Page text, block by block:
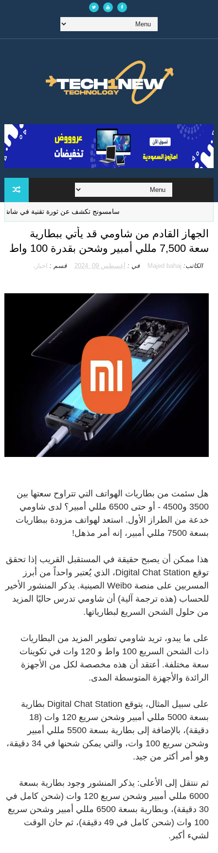
سامسونج تكشف عن ثورة تقنية في شاشات
الجهاز القادم من شاومي قد يأتي ببطارية
سعة 7,500 مللي أمبير وشحن بقدرة 100 واط
الكاتب: Majed bahaj في : أغسطس 09, 2024 قسم : اخبار،
هل سئمت من بطاريات الهواتف التي تتراوح سعتها بين
3500 و4500 - أو حتى 6500 مللي أمبير؟ لدى شاومي
خدعة من الطراز الأول. استعد لهواتف مزودة ببطاريات
بسعة 7500 مللي أمبير، إنه أمر مذهل!
هذا ممكن أن يصبح حقيقة في المستقبل القريب إذا تحقق
توقع Digital Chat Station، الذي يُعتبر واحداً من أبرز
المسربين على منصة Weibo الصينية.
يذكر المنشور الأخير
للحساب (هذه ترجمة آلية) أن شاومي تدرس حاليًا المزيد
من حلول الشحن السريع لبطارياتها.
على ما يبدو، تريد شاومي تطوير المزيد من البطاريات
ذات الشحن السريع 100 واط و 120 وات في تكوينات
سعة مختلفة. أعتقد أن هذه مخصصة لكل من الأجهزة
الرائدة والأجهزة المتوسطة المدى.
على سبيل المثال، يتوقع Digital Chat Station بطارية
بسعة 5000 مللي أمبير وشحن سريع 120 وات (18
دقيقة)، بالإضافة إلى بطارية بسعة 5500 مللي أمبير
وشحن سريع 100 وات، والتي يمكن شحنها في 34 دقيقة،
وهو أمر أكثر من جيد.
ثم ننتقل إلى الأعلى: يذكر المنشور وجود بطارية بسعة
6000 مللي أمبير وشحن سريع 120 وات (شحن كامل في
30 دقيقة)، وبطارية بسعة 6500 مللي أمبير وشحن سريع
100 وات (شحن كامل في 49 دقيقة)، ثم حان الوقت
لشيء أكبر.